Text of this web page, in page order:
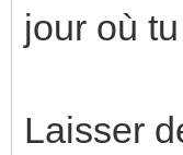
jour où
Laisser